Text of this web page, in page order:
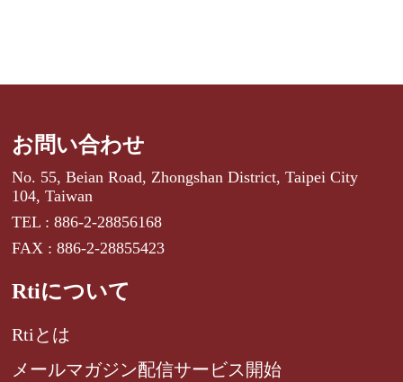
お問い合わせ
No. 55, Beian Road, Zhongshan District, Taipei City
104, Taiwan
TEL : 886-2-28856168
FAX : 886-2-28855423
Rtiについて
Rtiとは
メールマガジン配信サービス開始